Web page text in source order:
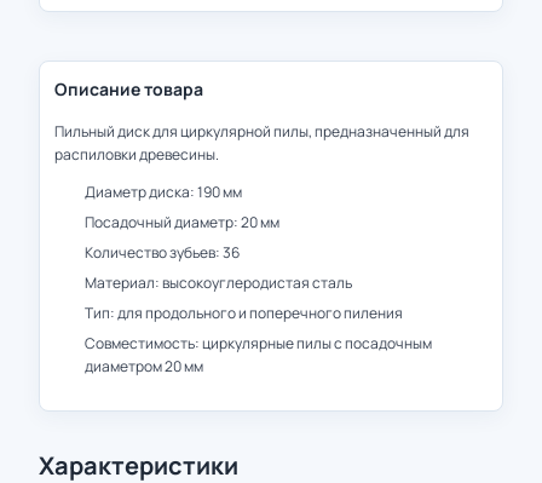
Описание товара
Пильный диск для циркулярной пилы, предназначенный для
распиловки древесины.
Диаметр диска: 190 мм
Посадочный диаметр: 20 мм
Количество зубьев: 36
Материал: высокоуглеродистая сталь
Тип: для продольного и поперечного пиления
Совместимость: циркулярные пилы с посадочным
диаметром 20 мм
Характеристики